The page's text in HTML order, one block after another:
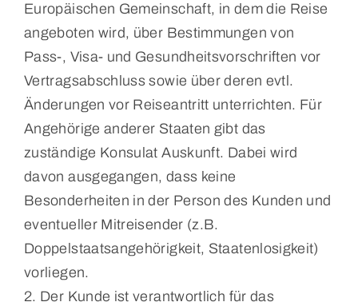
Europäischen Gemeinschaft, in dem die Reise
angeboten wird, über Bestimmungen von
Pass-, Visa- und Gesundheitsvorschriften vor
Vertragsabschluss sowie über deren evtl.
Änderungen vor Reiseantritt unterrichten. Für
Angehörige anderer Staaten gibt das
zuständige Konsulat Auskunft. Dabei wird
davon ausgegangen, dass keine
Besonderheiten in der Person des Kunden und
eventueller Mitreisender (z.B.
Doppelstaatsangehörigkeit, Staatenlosigkeit)
vorliegen.
2. Der Kunde ist verantwortlich für das